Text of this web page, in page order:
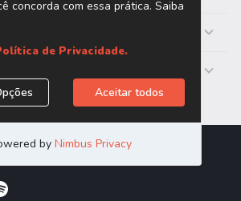
Trabalhe Conosco